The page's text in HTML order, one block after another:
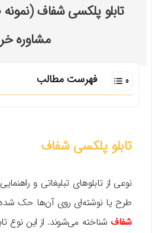
مشاوره
فهرست مطالب
تابلو پلکسی شفاف
نوعی از تابلوهای تبلیغاتی و
طرح یا نوشته‌ای روی آن‌ها حک
شفاف شناخته می‌شوند. از این نوع